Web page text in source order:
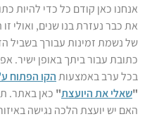
אנחנו כאן קודם כל כדי להיות
את כבר נעזרת בנו שנים, ואולי
של נשמת זמינות עבורך בשביל
כתובת עבור ביתך באופן ישיר.
בכל ערב באמצעותהקו הפתוח
"שאלי את היועצת" כאן באתר.
האם יש יועצת הלכה נגישה